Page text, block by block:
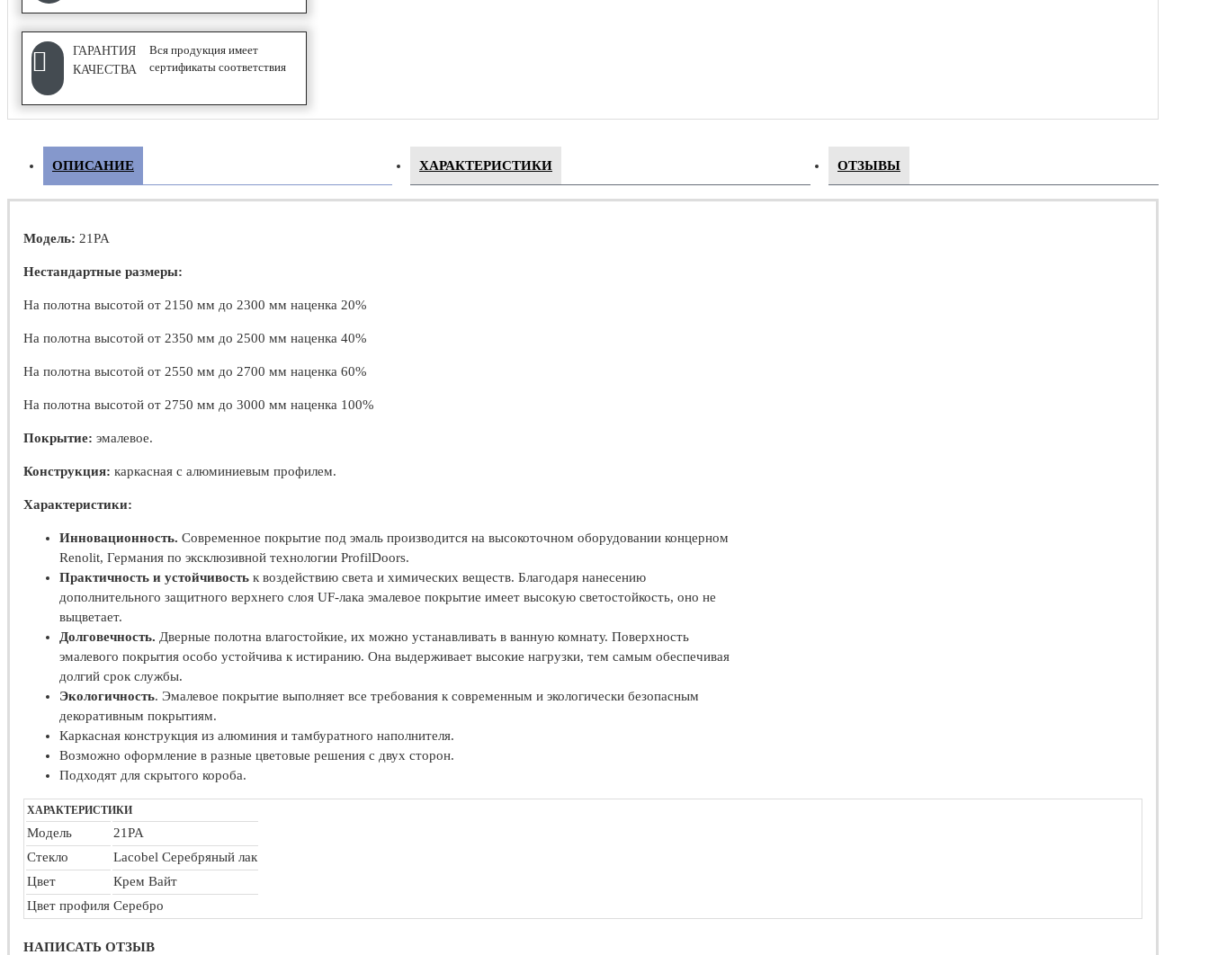
ГАРАНТИЯ
КАЧЕСТВА
Вся продукция имеет
сертификаты соответствия
ОПИСАНИЕ ХАРАКТЕРИСТИКИ ОТЗЫВЫ
Модель: 21PA
Нестандартные размеры:
На полотна высотой от 2150 мм до 2300 мм наценка 20%
На полотна высотой от 2350 мм до 2500 мм наценка 40%
На полотна высотой от 2550 мм до 2700 мм наценка 60%
На полотна высотой от 2750 мм до 3000 мм наценка 100%
Покрытие: эмалевое.
Конструкция: каркасная с алюминиевым профилем.
Характеристики:
Инновационность. Современное покрытие под эмаль производится на высокоточном оборудовании концерном
Renolit, Германия по эксклюзивной технологии ProfilDoors.
Практичность и устойчивость к воздействию света и химических веществ. Благодаря нанесению
дополнительного защитного верхнего слоя UF-лака эмалевое покрытие имеет высокую светостойкость, оно не
выцветает.
Долговечность. Дверные полотна влагостойкие, их можно устанавливать в ванную комнату. Поверхность
эмалевого покрытия особо устойчива к истиранию. Она выдерживает высокие нагрузки, тем самым обеспечивая
долгий срок службы.
Экологичность. Эмалевое покрытие выполняет все требования к современным и экологически безопасным
декоративным покрытиям.
Каркасная конструкция из алюминия и тамбуратного наполнителя.
Возможно оформление в разные цветовые решения с двух сторон.
Подходят для скрытого короба.
ХАРАКТЕРИСТИКИ
Модель
21PA
Стекло
Lacobel Серебряный лак
Цвет
Крем Вайт
Цвет профиля Серебро
НАПИСАТЬ ОТЗЫВ